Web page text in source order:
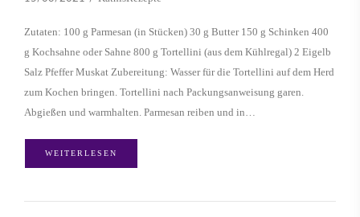
Zutaten: 100 g Parmesan (in Stücken) 30 g Butter 150 g Schinken 400
g Kochsahne oder Sahne 800 g Tortellini (aus dem Kühlregal) 2 Eigelb
Salz Pfeffer Muskat Zubereitung: Wasser für die Tortellini auf dem Herd
zum Kochen bringen. Tortellini nach Packungsanweisung garen.
Abgießen und warmhalten. Parmesan reiben und in…
WEITERLESEN